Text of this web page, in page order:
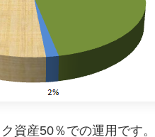
資産50％での運用です。